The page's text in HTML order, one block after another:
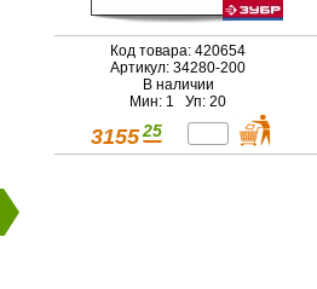
Код товара: 420654
Артикул: 34280-200
В наличии
Мин: 1 Уп: 20
3155 25